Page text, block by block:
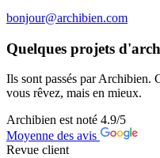
bonjour@archibien.com
Quelques projets
Ils sont passés par Archibien.
vous rêvez, mais en mieux.
Archibien est noté 4.9/5
Moyenne des avis
Revue client